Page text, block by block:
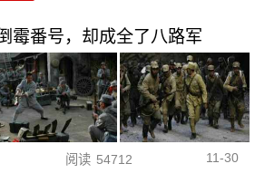
霉番号，却成全了八路军
阅读 54712 11-30